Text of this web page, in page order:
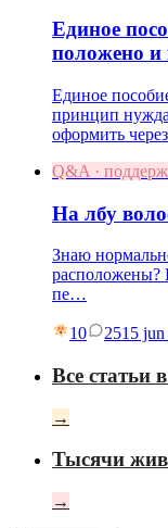
Единое
положено
Единое
принцип
оформить
Q&A ·
На лбу
Знаю
расположены?
пе…
10 2515
Все статьи
→
Тысячи
→